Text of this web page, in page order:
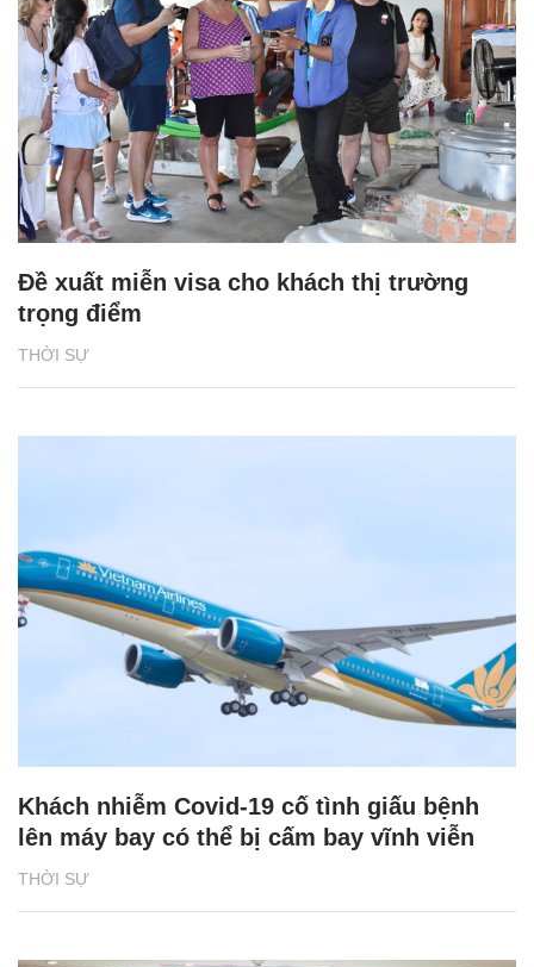
THỜI SỰ
Đề xuất miễn visa cho khách thị trường
trọng điểm
THỜI SỰ
Khách nhiễm Covid-19 cố tình giấu bệnh
lên máy bay có thể bị cấm bay vĩnh viễn